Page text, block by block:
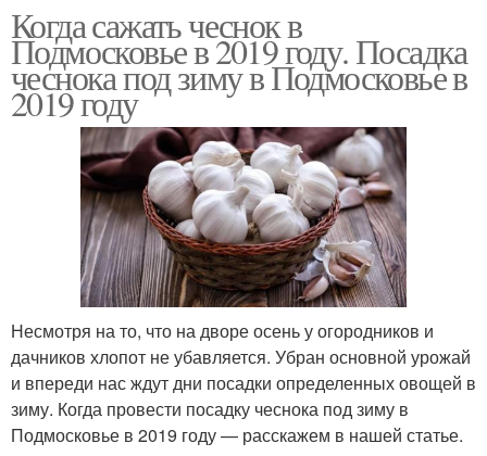
Когда сажать чеснок в
Подмосковье в 2019 году. Посадка
чеснока под зиму в Подмосковье в
2019 году
Несмотря на то, что на дворе осень у огородников и
дачников хлопот не убавляется. Убран основной урожай
и впереди нас ждут дни посадки определенных овощей в
зиму. Когда провести посадку чеснока под зиму в
Подмосковье в 2019 году — расскажем в нашей статье.